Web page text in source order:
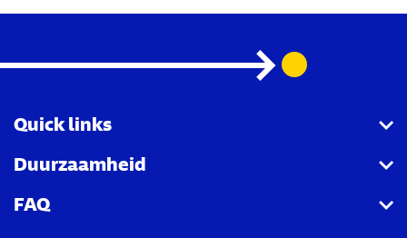
Quick links
GLS One
Contact
Duurzaamheid
Climate protect
FAQ